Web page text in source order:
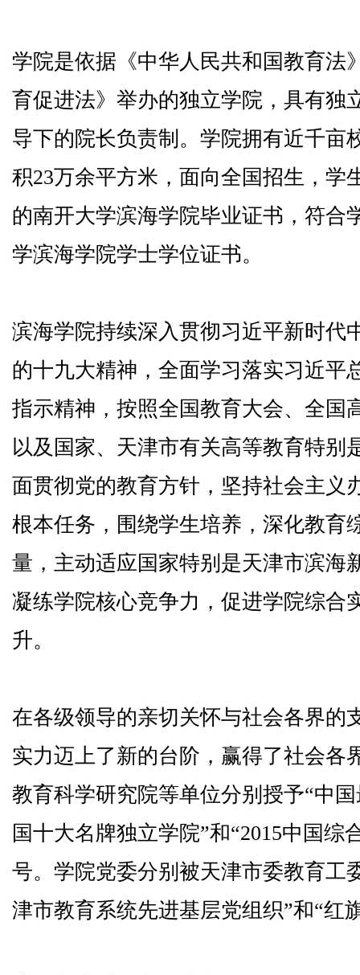
学院是依据《中华人民共和国教育法
育促进法》举办的独立学院，具有独
导下的院长负责制。学院拥有近千亩
积23万余平方米，面向全国招生，学
的南开大学滨海学院毕业证书，符合
学滨海学院学士学位证书。
滨海学院持续深入贯彻习近平新时代
的十九大精神，全面学习落实习近平
指示精神，按照全国教育大会、全国
以及国家、天津市有关高等教育特别
面贯彻党的教育方针，坚持社会主义
根本任务，围绕学生培养，深化教育
量，主动适应国家特别是天津市滨海
凝练学院核心竞争力，促进学院综合
升。
在各级领导的亲切关怀与社会各界的
实力迈上了新的台阶，赢得了社会各
教育科学研究院等单位分别授予“中
国十大名牌独立学院”和“2015中国综
号。学院党委分别被天津市委教育工
津市教育系统先进基层党组织”和“红